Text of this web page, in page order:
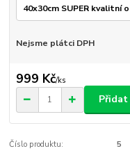
Nejsme plátci DPH
999 Kč/ks
Číslo produktu: 5